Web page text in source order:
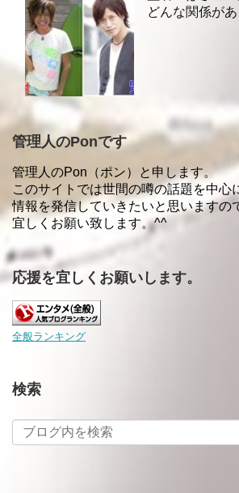
どんな関係が
管理人のPonです
管理人のPon（ポン）と申します。
このサイトでは世間の噂の話題を中心
情報を発信していきたいと思いますの
宜しくお願い致します。^^
応援を宜しくお願いします。
全般ランキング
検索